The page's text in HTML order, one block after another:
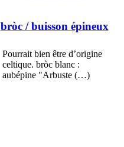
bròc/ buisson épineux
Pourrait bien être d’origine
celtique. bròc blanc :
aubépine "Arbuste (…)